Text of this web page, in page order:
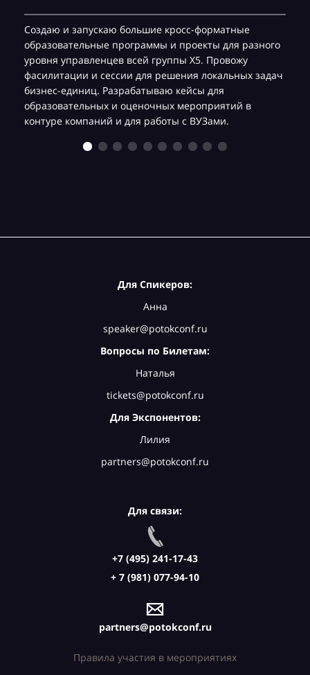
Создаю и запускаю большие кросс-форматные
образовательные программы и проекты для разного
уровня управленцев всей группы Х5. Провожу
фасилитации и сессии для решения локальных задач
бизнес-единиц. Разрабатываю кейсы для
образовательных и оценочных мероприятий в
контуре компаний и для работы с ВУЗами.
Для Спикеров:
Анна
speaker@potokconf.ru
Вопросы по Билетам:
Наталья
tickets@potokconf.ru
Для Экспонентов:
Лилия
partners@potokconf.ru
Для связи:
+7 (495) 241-17-43
+ 7 (981) 077-94-10
partners@potokconf.ru
Правила участия в мероприятиях